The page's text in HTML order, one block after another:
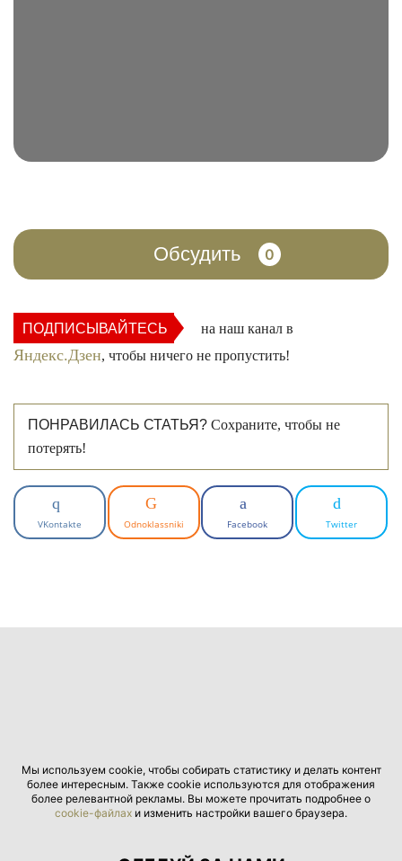
Обсудить 0
ПОДПИСЫВАЙТЕСЬ на наш канал в
Яндекс.Дзен, чтобы ничего не пропустить!
ПОНРАВИЛАСЬ СТАТЬЯ? Сохраните, чтобы не
потерять!
VKontakte Odnoklassniki Facebook Twitter
Мы используем cookie, чтобы собирать статистику и делать контент
более интересным. Также cookie используются для отображения
более релевантной рекламы. Вы можете прочитать подробнее о
cookie-файлах и изменить настройки вашего браузера.